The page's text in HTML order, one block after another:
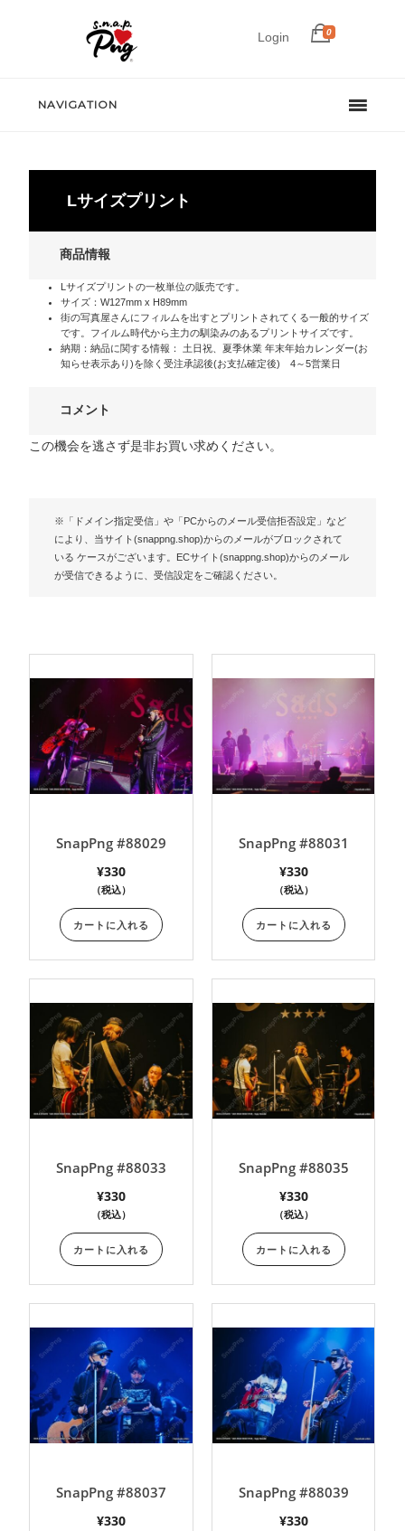
Login 0
NAVIGATION
Lサイズプリント
商品情報
Lサイズプリントの一枚単位の販売です。
サイズ：W127mm x H89mm
街の写真屋さんにフィルムを出すとプリントされてくる一般的サイズ
です。フイルム時代から主力の馴染みのあるプリントサイズです。
納期：納品に関する情報： 土日祝、夏季休業 年末年始カレンダー(お
知らせ表示あり)を除く受注承認後(お支払確定後) 4～5営業日
コメント
この機会を逃さず是非お買い求めください。
※「ドメイン指定受信」や「PCからのメール受信拒否設定」など
により、当サイト(snappng.shop)からのメールがブロックされて
いる ケースがございます。ECサイト(snappng.shop)からのメール
が受信できるように、受信設定をご確認ください。
SnapPng #88029
¥330
（税込）
カートに入れる
SnapPng #88031
¥330
（税込）
カートに入れる
SnapPng #88033
¥330
（税込）
カートに入れる
SnapPng #88035
¥330
（税込）
カートに入れる
SnapPng #88037
¥330
SnapPng #88039
¥330